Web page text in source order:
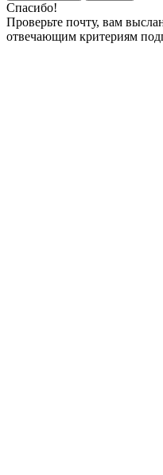
Спасибо!
Проверьте почту, вам
отвечающим критериям